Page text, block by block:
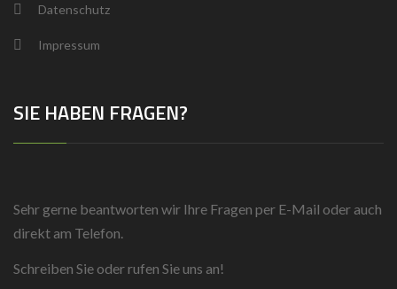
Datenschutz
Impressum
SIE HABEN FRAGEN?
Sehr gerne beantworten wir Ihre Fragen per E-Mail oder auch
direkt am Telefon.
Schreiben Sie oder rufen Sie uns an!